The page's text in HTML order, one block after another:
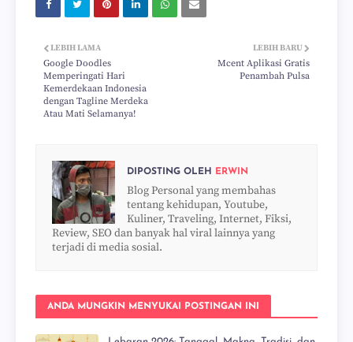
LEBIH BARU
Mcent Aplikasi Gratis
Penambah Pulsa
LEBIH LAMA
Google Doodles
Memperingati Hari
Kemerdekaan Indonesia
dengan Tagline Merdeka
Atau Mati Selamanya!
DIPOSTING OLEH ERWIN
Blog Personal yang membahas
tentang kehidupan, Youtube,
Kuliner, Traveling, Internet, Fiksi,
Review, SEO dan banyak hal viral lainnya yang
terjadi di media sosial.
ANDA MUNGKIN MENYUKAI POSTINGAN INI